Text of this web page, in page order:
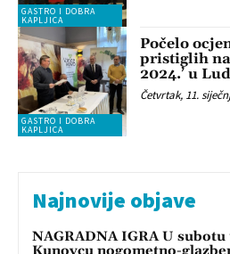
GASTRO I DOBRA
KAPLJICA
GASTRO I DOBRA
KAPLJICA
Počelo
pristiglih na
2024.’ u
Četvrtak, 11.
Najnovije objave
NAGRADNA IGRA U subotu